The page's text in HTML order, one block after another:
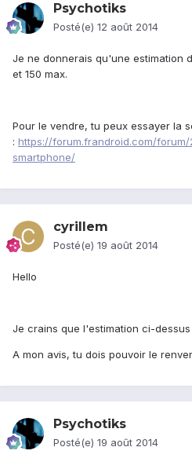
Psychotiks
Posté(e) 12 août 2014
Je ne donnerais qu'une estimation
et 150 max.
Pour le vendre, tu peux essayer la
: https://forum.frandroid.com/
smartphone/
cyrillem
Posté(e) 19 août 2014
Hello
Je crains que l'estimation ci-
A mon avis, tu dois pouvoir le
Psychotiks
Posté(e) 19 août 2014